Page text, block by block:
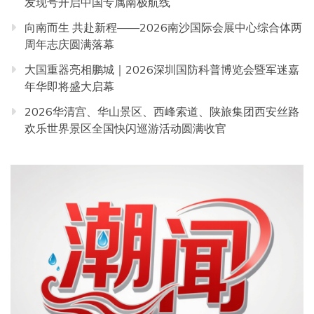
向南而生 共赴新程——2026南沙国际会展中心综合体两
周年志庆圆满落幕
大国重器亮相鹏城｜2026深圳国防科普博览会暨军迷嘉
年华即将盛大启幕
2026华清宫、华山景区、西峰索道、陕旅集团西安丝路
欢乐世界景区全国快闪巡游活动圆满收官